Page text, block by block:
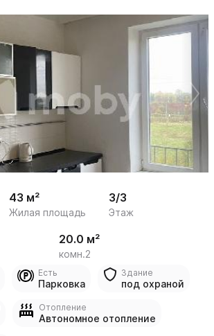
1
/
43 м²
Жилая площадь
3/3
Этаж
20.0 м²
комн.2
Есть
Парковка
Здание
под охраной
Отопление
Автономное отопление